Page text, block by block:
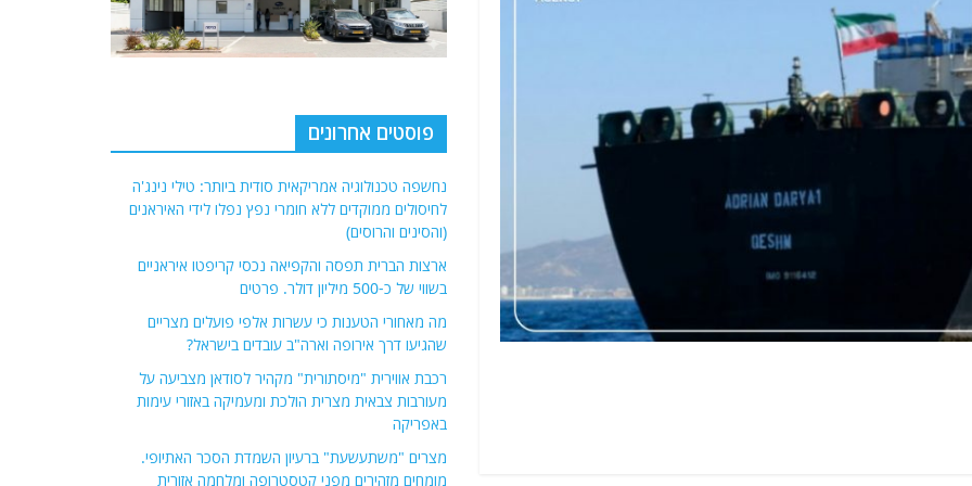
פוסטים אחרונים
נחשפה טכנולוגיה אמריקאית סודית ביותר: טילי נינג'ה
לחיסולים ממוקדים ללא חומרי נפץ נפלו לידי האיראנים
(והסינים והרוסים)
ארצות הברית תפסה והקפיאה נכסי קריפטו איראניים
בשווי של כ-500 מיליון דולר. פרטים
מה מאחורי הטענות כי עשרות אלפי פועלים מצריים
שהגיעו דרך אירופה וארה"ב עובדים בישראל?
רכבת אווירית "מיסתורית" מקהיר לסודאן מצביעה על
מעורבות צבאית מצרית הולכת ומעמיקה באזורי עימות
באפריקה
מצרים "משתעשעת" ברעיון השמדת הסכר האתיופי.
מומחים מזהירים מפני קטסטרופה ומלחמה אזורית